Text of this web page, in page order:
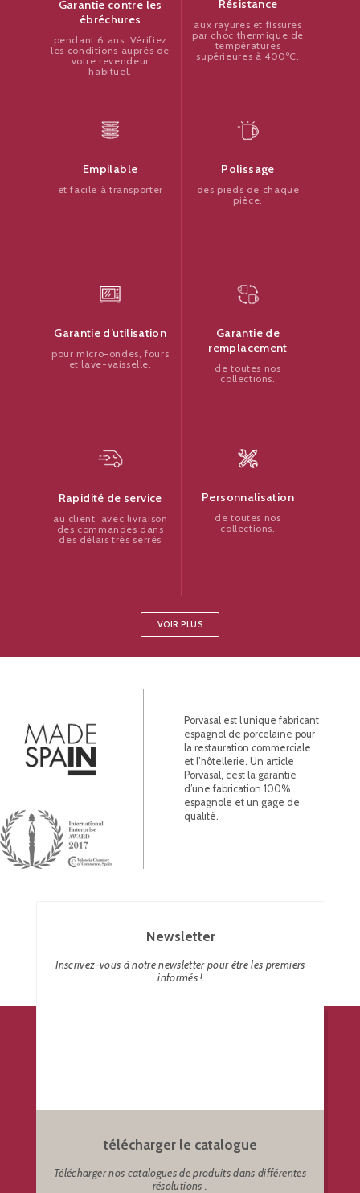
Garantie contre les
ébréchures
pendant 6 ans. Vérifiez
les conditions auprès de
votre revendeur
habituel.
Résistance
aux rayures et fissures
par choc thermique de
températures
supérieures à 400ºC.
Empilable
et facile à transporter
Polissage
des pieds de chaque
pièce.
Garantie d’utilisation
pour micro-ondes, fours
et lave-vaisselle.
Garantie de
remplacement
de toutes nos
collections.
Rapidité de service
au client, avec livraison
des commandes dans
des délais très serrés
Personnalisation
de toutes nos
collections.
VOIR PLUS
Porvasal est l’unique fabricant
espagnol de porcelaine pour
la restauration commerciale
et l’hôtellerie. Un article
Porvasal, c’est la garantie
d’une fabrication 100%
espagnole et un gage de
qualité.
Newsletter
Inscrivez-vous à notre newsletter pour être les premiers
informés !
télécharger le catalogue
Télécharger nos catalogues de produits dans différentes
résolutions .